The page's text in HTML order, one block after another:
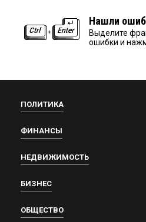
Нашли
Выделите
ошибки и
ПОЛИТИКА
ФИНАНСЫ
НЕДВИЖИМОСТЬ
БИЗНЕС
ОБЩЕСТВО